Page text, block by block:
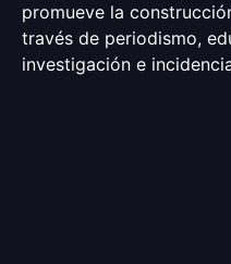
promueve la
través de periodismo,
investigación e